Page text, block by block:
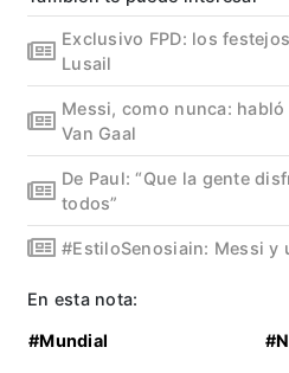
Exclusivo FPD: los
Lusail
Messi, como nunca:
Van Gaal
De Paul: “Que la gente
todos”
#EstiloSenosiain: Messi y
En esta nota:
#Mundial